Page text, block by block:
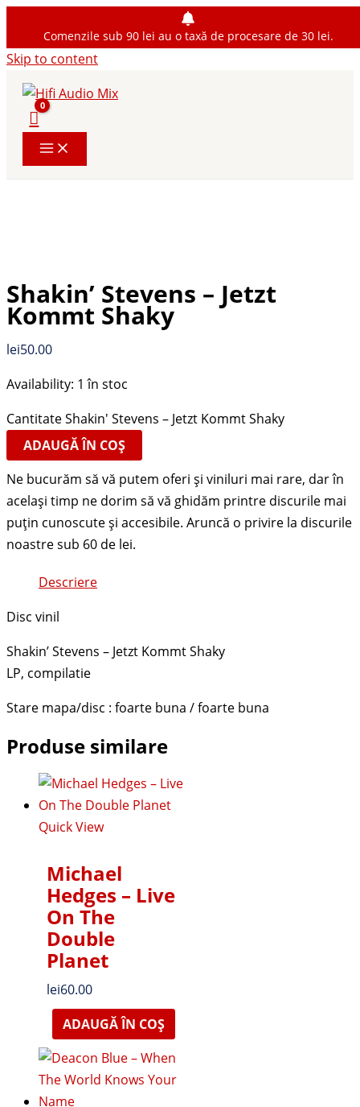
Comenzile sub 90 lei au o taxă de procesare de 30 lei.
Skip to content
Shakin’ Stevens – Jetzt
Kommt Shaky
lei50.00
Availability: 1 în stoc
Cantitate Shakin' Stevens – Jetzt Kommt Shaky
ADAUGĂ ÎN COȘ
Descriere
Disc vinil
Shakin’ Stevens – Jetzt Kommt Shaky
LP, compilatie
Stare mapa/disc : foarte buna / foarte buna
Produse similare
Quick View
Michael
Hedges – Live
On The
Double
Planet
lei60.00
ADAUGĂ ÎN COȘ